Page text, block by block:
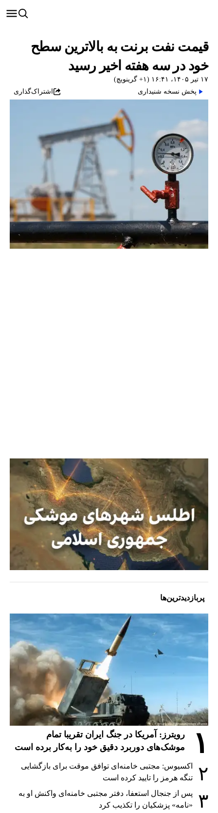
قیمت نفت برنت به بالاترین سطح
خود در سه هفته اخیر رسید
۱۷ تیر ۱۴۰۵، ۱۶:۴۱ (‎+۱ گرینویچ)
پخش نسخه شنیداری
اشتراک‌گذاری
پربازدیدترین‌ها
۱
رویترز: آمریکا در جنگ ایران تقریبا تمام
موشک‌های دوربرد دقیق خود را به‌کار برده است
۲
اکسیوس: مجتبی خامنه‌ای توافق موقت برای بازگشایی
تنگه هرمز را تایید کرده است
۳
پس از جنجال استعفا، دفتر مجتبی خامنه‌ای واکنش او به
«نامه» پزشکیان را تکذیب کرد